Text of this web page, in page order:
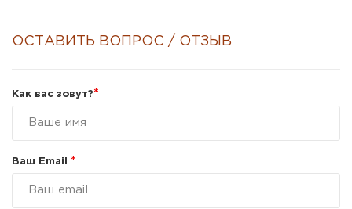
ОСТАВИТЬ ВОПРОС / ОТЗЫВ
Как вас зовут?*
Ваш Email *